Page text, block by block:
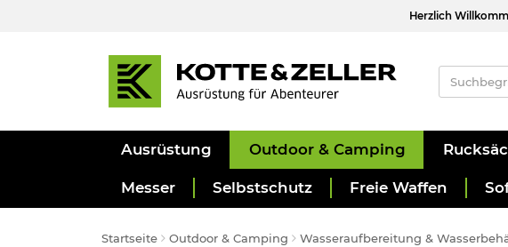
Herzlich
Ausrüstung Outdoor & Camping
Messer Selbstschutz Freie Waffen
Startseite Outdoor & Camping Wasseraufbereitung &